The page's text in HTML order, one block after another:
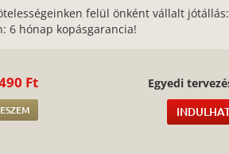
felül önként vállalt jótállás:
6 hónap kopásgarancia!
Ft Egyedi